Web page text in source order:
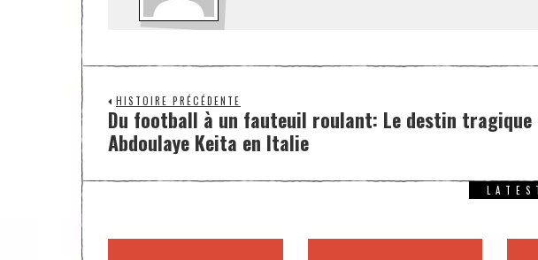
HISTOIRE PRÉCÉDENTE
Du football à un fauteuil roulant: Le destin tragique
Abdoulaye Keita en Italie